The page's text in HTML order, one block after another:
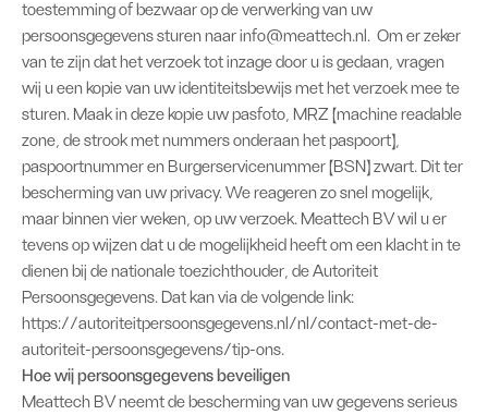
toestemming of bezwaar op de verwerking van uw
persoonsgegevens sturen naar info@meattech.nl. Om er zeker
van te zijn dat het verzoek tot inzage door u is gedaan, vragen
wij u een kopie van uw identiteitsbewijs met het verzoek mee te
sturen. Maak in deze kopie uw pasfoto, MRZ (machine readable
zone, de strook met nummers onderaan het paspoort),
paspoortnummer en Burgerservicenummer (BSN) zwart. Dit ter
bescherming van uw privacy. We reageren zo snel mogelijk,
maar binnen vier weken, op uw verzoek. Meattech BV wil u er
tevens op wijzen dat u de mogelijkheid heeft om een klacht in te
dienen bij de nationale toezichthouder, de Autoriteit
Persoonsgegevens. Dat kan via de volgende link:
https://autoriteitpersoonsgegevens.nl/nl/contact-met-de-
autoriteit-persoonsgegevens/tip-ons.
Hoe wij persoonsgegevens beveiligen
Meattech BV neemt de bescherming van uw gegevens serieus